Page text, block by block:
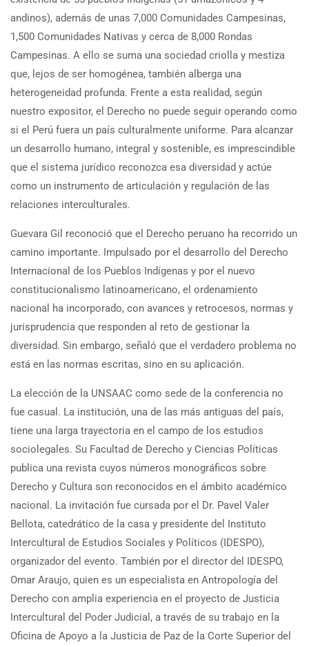
andinos), además de unas 7,000 Comunidades Campesinas,
1,500 Comunidades Nativas y cerca de 8,000 Rondas
Campesinas. A ello se suma una sociedad criolla y mestiza
que, lejos de ser homogénea, también alberga una
heterogeneidad profunda. Frente a esta realidad, según
nuestro expositor, el Derecho no puede seguir operando como
si el Perú fuera un país culturalmente uniforme. Para alcanzar
un desarrollo humano, integral y sostenible, es imprescindible
que el sistema jurídico reconozca esa diversidad y actúe
como un instrumento de articulación y regulación de las
relaciones interculturales.
Guevara Gil reconoció que el Derecho peruano ha recorrido un
camino importante. Impulsado por el desarrollo del Derecho
Internacional de los Pueblos Indígenas y por el nuevo
constitucionalismo latinoamericano, el ordenamiento
nacional ha incorporado, con avances y retrocesos, normas y
jurisprudencia que responden al reto de gestionar la
diversidad. Sin embargo, señaló que el verdadero problema no
está en las normas escritas, sino en su aplicación.
La elección de la UNSAAC como sede de la conferencia no
fue casual. La institución, una de las más antiguas del país,
tiene una larga trayectoria en el campo de los estudios
sociolegales. Su Facultad de Derecho y Ciencias Políticas
publica una revista cuyos números monográficos sobre
Derecho y Cultura son reconocidos en el ámbito académico
nacional. La invitación fue cursada por el Dr. Pavel Valer
Bellota, catedrático de la casa y presidente del Instituto
Intercultural de Estudios Sociales y Políticos (IDESPO),
organizador del evento. También por el director del IDESPO,
Omar Araujo, quien es un especialista en Antropología del
Derecho con amplia experiencia en el proyecto de Justicia
Intercultural del Poder Judicial, a través de su trabajo en la
Oficina de Apoyo a la Justicia de Paz de la Corte Superior del